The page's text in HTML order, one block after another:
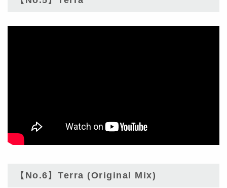
【No.6】Terra (Original Mix)